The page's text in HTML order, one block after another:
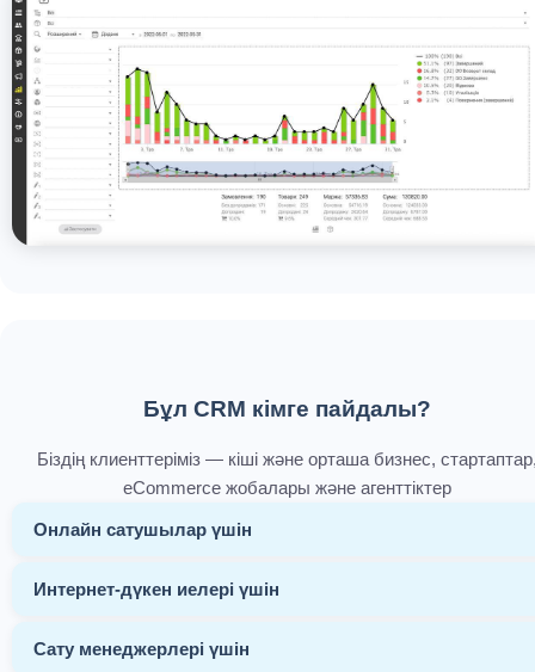
Бұл CRM кімге пайдалы?
Біздің клиенттеріміз — кіші және орташа бизнес,
eCommerce жобалары және агенттіктер
Онлайн сатушылар үшін
Интернет-дүкен иелері үшін
Сату менеджерлері үшін